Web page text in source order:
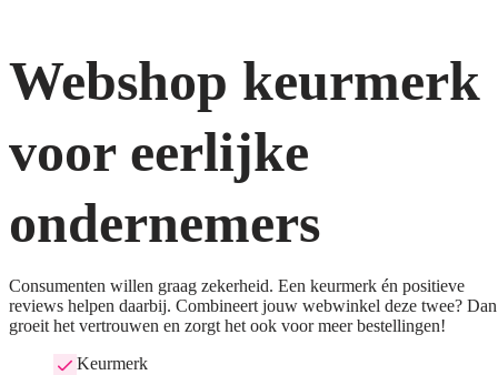
Webshop keurmerk
voor eerlijke
ondernemers
Consumenten willen graag zekerheid. Een keurmerk én positieve
reviews helpen daarbij. Combineert jouw webwinkel deze twee? Dan
groeit het vertrouwen en zorgt het ook voor meer bestellingen!
Keurmerk